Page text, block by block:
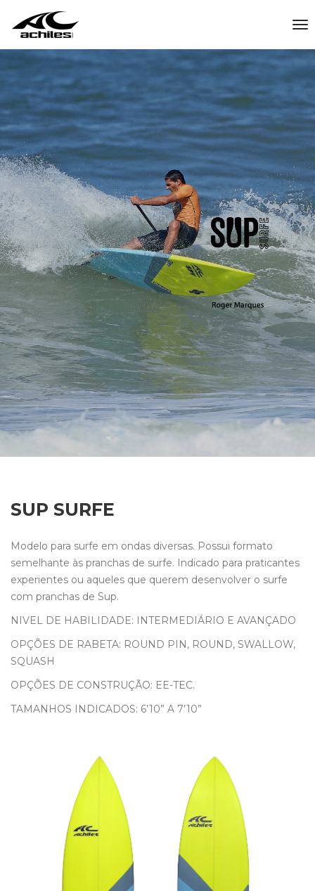
SUP SURFE
Modelo para surfe em ondas diversas. Possui formato
semelhante às pranchas de surfe. Indicado para praticantes
experientes ou aqueles que querem desenvolver o surfe
com pranchas de Sup.
NIVEL DE HABILIDADE: INTERMEDIÁRIO E AVANÇADO
OPÇÕES DE RABETA: ROUND PIN, ROUND, SWALLOW,
SQUASH
OPÇÕES DE CONSTRUÇÃO: EE-TEC.
TAMANHOS INDICADOS: 6’10” A 7’10”